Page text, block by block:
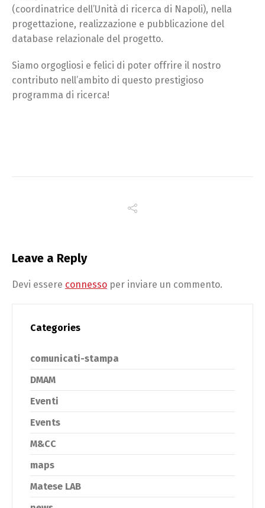
(coordinatrice dell’Unità di ricerca di Napoli), nella
progettazione, realizzazione e pubblicazione del
database relazionale del progetto.
Siamo orgogliosi e felici di poter offrire il nostro
contributo nell’ambito di questo prestigioso
programma di ricerca!
Leave a Reply
Devi essere connesso per inviare un commento.
Categories
comunicati-stampa
DMAM
Eventi
Events
M&CC
maps
Matese LAB